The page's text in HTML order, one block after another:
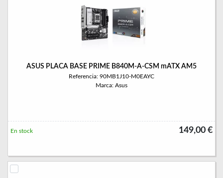
ASUS PLACA BASE PRIME B840M-A-CSM mATX AM5
Referencia: 90MB1J10-M0EAYC
Marca: Asus
149,00 €
En stock